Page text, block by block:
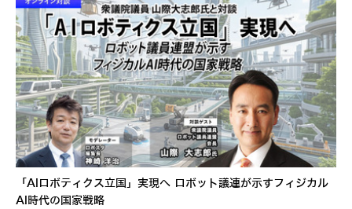
「AIロボティクス立国」実現へ ロボット議連が示すフィジカル
AI時代の国家戦略